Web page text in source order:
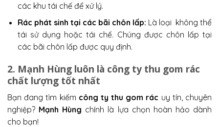
các khu tái chế để xử lý.
Rác phát sinh tại các bãi chôn lấp: Là loại không thể
tái sử dụng hoặc tái chế. Chúng được chôn lấp tại
các bãi chôn lấp được quy định.
2. Mạnh Hùng luôn là công ty thu gom rác
chất lượng tốt nhất
Bạn đang tìm kiếm công ty thu gom rác uy tín, chuyên
nghiệp? Mạnh Hùng chính là lựa chọn hoàn hảo dành
cho bạn!